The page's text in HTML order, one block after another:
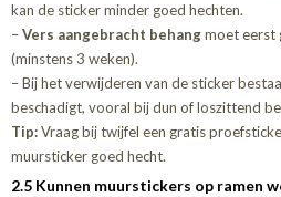
kan de sticker minder goed hechten.
–Vers aangebracht behangmoet eerst
(minstens 3 weken).
– Bij het verwijderen van de sticker
beschadigt, vooral bij dun of loszittend
Tip:Vraag bij twijfel een gratis
muursticker goed hecht.
2.5 Kunnen muurstickers op ramen